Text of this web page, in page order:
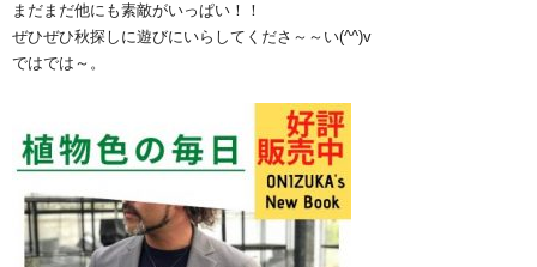
まだまだ他にも素敵がいっぱい！！
ぜひぜひ秋探しに遊びにいらしてくださ～～い(^^)v
ではでは～。